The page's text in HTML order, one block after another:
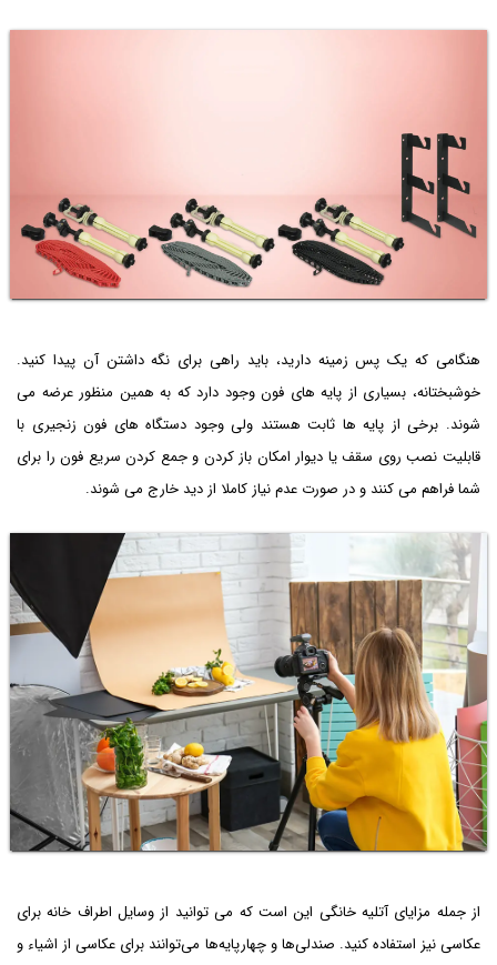
هنگامی که یک پس زمینه دارید، باید راهی برای نگه داشتن آن پیدا کنید.
خوشبختانه، بسیاری از پایه های فون وجود دارد که به همین منظور عرضه می
شوند. برخی از پایه ها ثابت هستند ولی وجود دستگاه های فون زنجیری با
قابلیت نصب روی سقف یا دیوار امکان باز کردن و جمع کردن سریع فون را برای
شما فراهم می کنند و در صورت عدم نیاز کاملا از دید خارج می شوند.
از جمله مزایای آتلیه خانگی این است که می توانید از وسایل اطراف خانه برای
عکاسی نیز استفاده کنید. صندلی‌ها و چهارپایه‌ها می‌توانند برای عکاسی از اشیاء و